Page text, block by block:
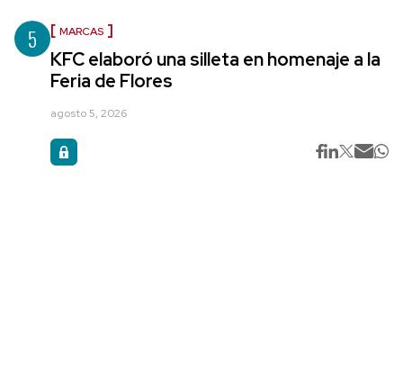
5 MARCAS
KFC elaboró una silleta en homenaje a la
Feria de Flores
agosto 5, 2026